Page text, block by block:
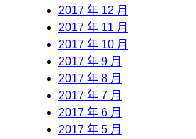
2017 年 12 月
2017 年 11 月
2017 年 10 月
2017 年 9 月
2017 年 8 月
2017 年 7 月
2017 年 6 月
2017 年 5 月